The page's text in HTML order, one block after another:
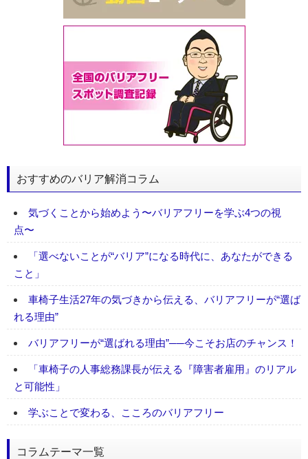
おすすめのバリア解消コラム
気づくことから始めよう〜バリアフリーを学ぶ4つの視
点〜
「選べないことが“バリア”になる時代に、あなたができる
こと」
車椅子生活27年の気づきから伝える、バリアフリーが“選ば
れる理由”
バリアフリーが“選ばれる理由”──今こそお店のチャンス！
「車椅子の人事総務課長が伝える『障害者雇用』のリアル
と可能性」
学ぶことで変わる、こころのバリアフリー
コラムテーマ一覧